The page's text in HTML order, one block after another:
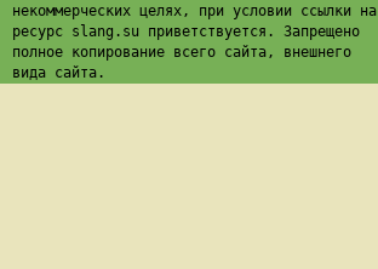
некоммерческих целях, при условии ссылки на
ресурс slang.su приветствуется. Запрещено
полное копирование всего сайта, внешнего
вида сайта.